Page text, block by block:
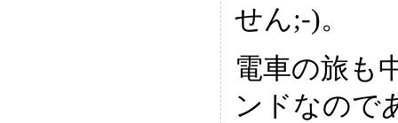
せん;-)。
電車の旅も
ンドなので